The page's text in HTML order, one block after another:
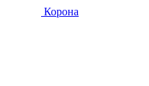
Корона